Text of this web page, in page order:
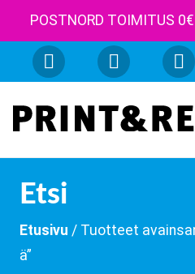
POSTNORD TOIMITUS
Etsi
Etusivu / Tuotteet
ä”